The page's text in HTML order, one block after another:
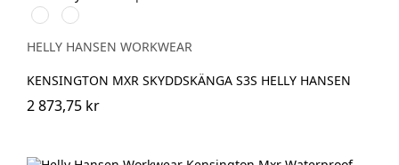
991
BLACK/WHITE
724
NEW
WHEAT
HELLY HANSEN WORKWEAR
KENSINGTON MXR SKYDDSKÄNGA S3S HELLY HANSEN
2 873,75 kr